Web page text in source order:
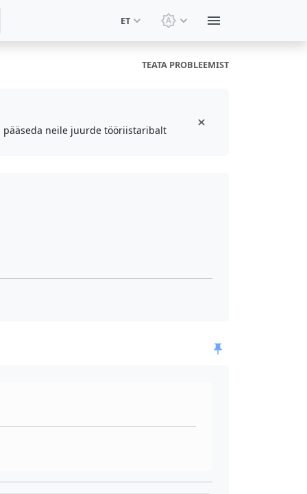
ET Vaheta teemat:
TEATA PROBLEEMIST
neile juurde tööriistaribalt